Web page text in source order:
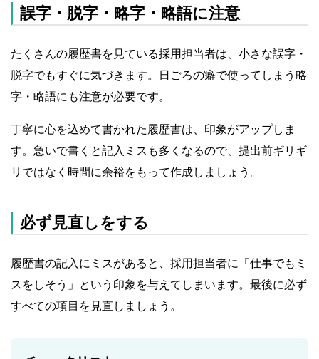
誤字・脱字・略字・略語に注意
たくさんの履歴書を見ている採用担当者は、小さな誤字・
脱字でもすぐに気づきます。日ごろの癖で使ってしまう略
字・略語にも注意が必要です。
丁寧に心を込めて書かれた履歴書は、印象がアップしま
す。急いで書くと記入ミスも多くなるので、提出前ギリギ
リではなく時間に余裕をもって作成しましょう。
必ず見直しをする
履歴書の記入にミスがあると、採用担当者に「仕事でもミ
スをしそう」という印象を与えてしまいます。最後に必ず
すべての項目を見直しましょう。